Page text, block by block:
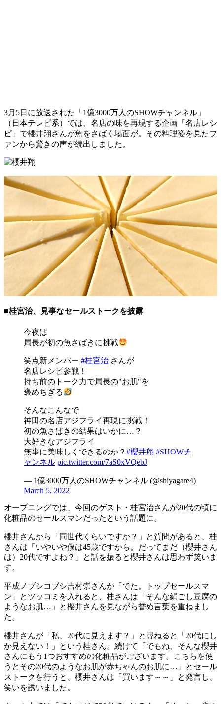
3月5日に放送された「1億3000万人のSHOWチャンネル」
（日本テレビ系）では、名店の味を再現する企画「名店レシ
ピ」で櫻井翔さんが魚をさばく場面が。その料理姿を見たフ
ァンから驚きの声が続出しました。
■桂宮治、見事なセールストークを披露
今夜は
局長が初の魚さばきに挑戦
笑点新メンバー #桂宮治 さんが
名店レシピ参戦！
持ち前のトーク力で局長の"お肌"を
褒めちぎる
そんなこんなで
神田の名店アジフライ再現に挑戦！
初の魚さばきの結果はいかに…？
大好きなアジフライ
無事に美味しくできるのか？ #櫻井翔 #SHOWチ
ャンネル pic.twitter.com/7aS0xVQebJ
— 1億3000万人のSHOWチャンネル (@shiyagare4)
March 5, 2022
オープニングでは、今回のゲスト・桂宮治さんが20代の頃に
化粧品のセールスマンだったという話題に。
櫻井さんから「同世代くらいですか？」と質問があると、桂
さんは「いやいや僕は45歳ですから。だってまだ（櫻井さん
は）20代ですよね？」と話を振ると櫻井さんは思わず笑いま
す。
平成ノブシコブシ吉村崇さんが「でた。トップセールスマ
ン」とツッコミを入れると、桂さんは「そんな絹ごし豆腐の
ようなお肌…」と櫻井さんを見ながら誉め言葉を重ねまし
た。
櫻井さんが「私、20代に見えます？」と尋ねると「20代にし
か見えない！」という桂さん。続けて「でもね、そんな櫻井
さんにもう1つおすすめの化粧品がございます。こちらを使
うとその20代のようなお肌が赤ちゃんのお肌に…」とセール
ストークを行うと、櫻井さんは「買います～～」と発言し、
笑いを誘いました。